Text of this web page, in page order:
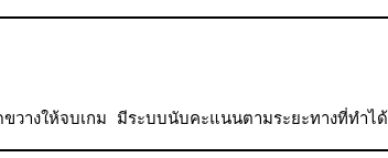
วางให้จบเกม มีระบบนับคะแนนตามระยะทางที่ทำได้